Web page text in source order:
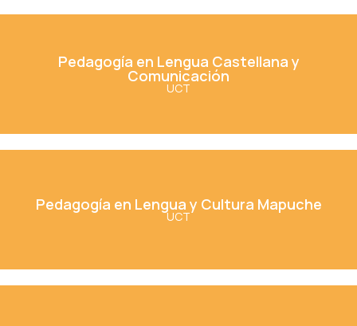
Pedagogía en Lengua Castellana y
Comunicación
UCT
Comunicación
Pedagogía en Lengua y Cultura Mapuche
UCT